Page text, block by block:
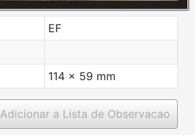
EF
114 x 59 mm
Adicionar a Lista de Observacao